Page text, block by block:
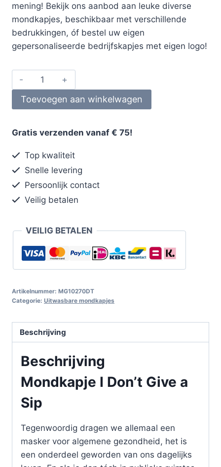
mening! Bekijk ons aanbod aan leuke diverse
mondkapjes, beschikbaar met verschillende
bedrukkingen, óf bestel uw eigen
gepersonaliseerde bedrijfskapjes met eigen logo!
Toevoegen aan winkelwagen
Gratis verzenden vanaf € 75!
Top kwaliteit
Snelle levering
Persoonlijk contact
Veilig betalen
VEILIG BETALEN
Artikelnummer: MG10270DT
Categorie: Uitwasbare mondkapjes
Beschrijving
Beschrijving
Mondkapje I Don’t Give a
Sip
Tegenwoordig dragen we allemaal een
masker voor algemene gezondheid, het is
een onderdeel geworden van ons dagelijks